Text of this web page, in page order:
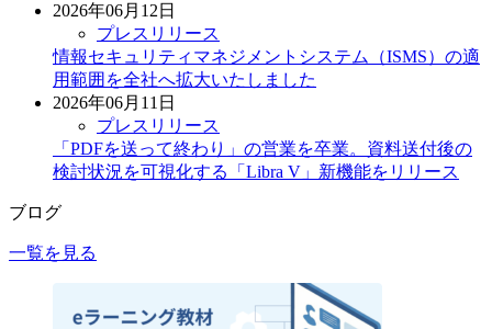
2026年06月12日
プレスリリース
情報セキュリティマネジメントシステム（ISMS）の適
用範囲を全社へ拡大いたしました
2026年06月11日
プレスリリース
「PDFを送って終わり」の営業を卒業。資料送付後の
検討状況を可視化する「Libra V」新機能をリリース
ブログ
一覧を見る